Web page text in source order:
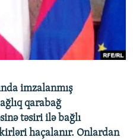
imzalanmış
qarabağ
təsiri ilə bağlı
haçalanır. Onlardan